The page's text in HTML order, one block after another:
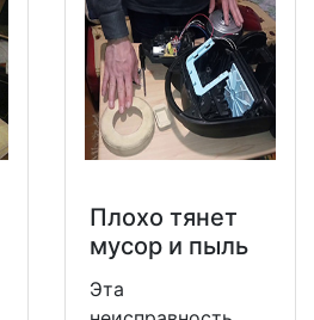
Плохо тянет
мусор и пыль
Эта